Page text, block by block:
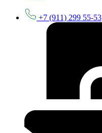
+7 (911) 299 55-53